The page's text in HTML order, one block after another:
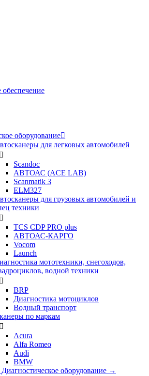
оборудование
для легковых автомобилей

Scandoc
АВТОАС (ACE LAB)
Scanmatik 3
ELM327
для грузовых автомобилей и
техники

TCS CDP PRO plus
АВТОАС-КАРГО
Vocom
Launch
мототехники, снегоходов,
водной техники

BRP
Диагностика мотоциклов
Водный транспорт
по маркам

Acura
Alfa Romeo
Audi
BMW
оборудование →